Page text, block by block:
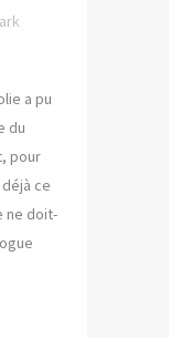
a pu
du
pour
ce
ne doit-